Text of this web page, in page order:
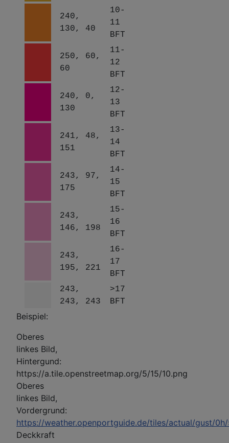
240,
130, 40
10-
11
BFT
250, 60,
60
11-
12
BFT
240, 0,
130
12-
13
BFT
241, 48,
151
13-
14
BFT
243, 97,
175
14-
15
BFT
243,
146, 198
15-
16
BFT
243,
195, 221
16-
17
BFT
243,
243, 243
>17
BFT
Beispiel:
Oberes
linkes Bild,
Hintergund:
https://a.tile.openstreetmap.org/5/15/10.png
Oberes
linkes Bild,
Vordergrund:
https://weather.openportguide.de/tiles/actual/gust/
Deckkraft